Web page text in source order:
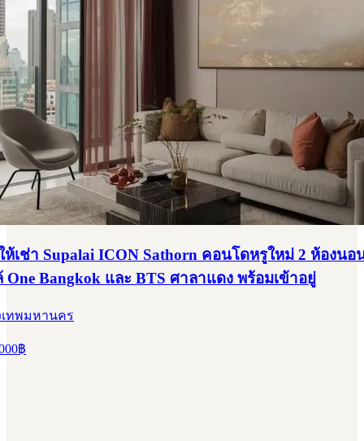
ห้เช่า Supalai ICON Sathorn คอนโดหรูใหม่ 2 ห้องนอ
One Bangkok และ BTS ศาลาแดง พร้อมเข้าอยู่
เทพมหานคร
฿